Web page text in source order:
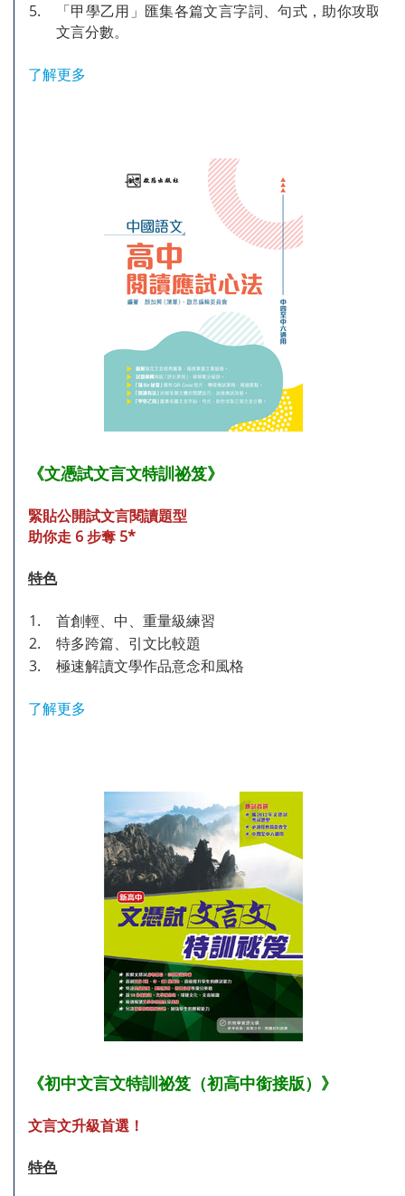
5.
「甲學乙用」匯集各篇文言字詞、句式，助你攻取乙
文言分數。
了解更多
《文憑試文言文特訓祕笈》
緊貼公開試文言閱讀題型
助你走 6 步奪 5*
特色
1.
首創輕、中、重量級練習
2.
特多跨篇、引文比較題
3.
極速解讀文學作品意念和風格
了解更多
《初中文言文特訓祕笈（初高中銜接版）》
文言文升級首選！
特色